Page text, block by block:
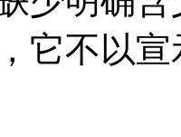
它不以